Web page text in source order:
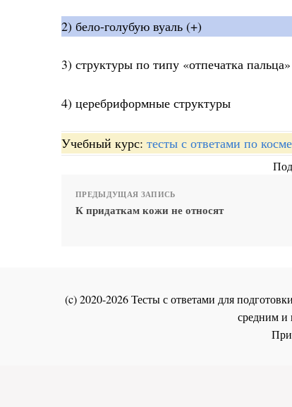
2) бело-голубую вуаль (+)
3) структуры по типу «отпечатка пальца»
4) церебриформные структуры
Учебный курс: тесты с ответами по
ПРЕДЫДУЩАЯ ЗАПИСЬ
К придаткам кожи не относят
(c) 2020-2026 Тесты с ответами для
средним и
При